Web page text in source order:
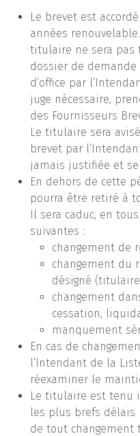
Le brevet est
années
titulaire ne sera pas
dossier de demande
d’office par
juge nécessaire,
des Fournisseurs
Le titulaire sera
brevet par
jamais justifiée et
En dehors de cette
pourra être retiré à
Il sera caduc, en
suivantes :
changement de
changement du
désigné
changement
cessation,
manquement
En cas de
l’Intendant de la
réexaminer le
Le titulaire est tenu
les plus brefs délais
de tout changement